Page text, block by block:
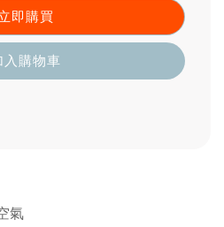
即購買
入購物車
氣